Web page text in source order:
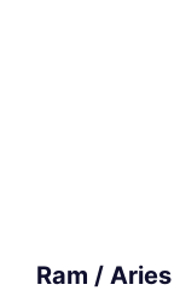
Ram / Aries